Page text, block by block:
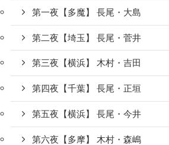
第一夜【多魔】 長尾・大島
第二夜【埼玉】 長尾・菅井
第三夜【横浜】 木村・吉田
第四夜【千葉】 長尾・正垣
第五夜【横浜】 長尾・今井
第六夜【多摩】 木村・森嶋